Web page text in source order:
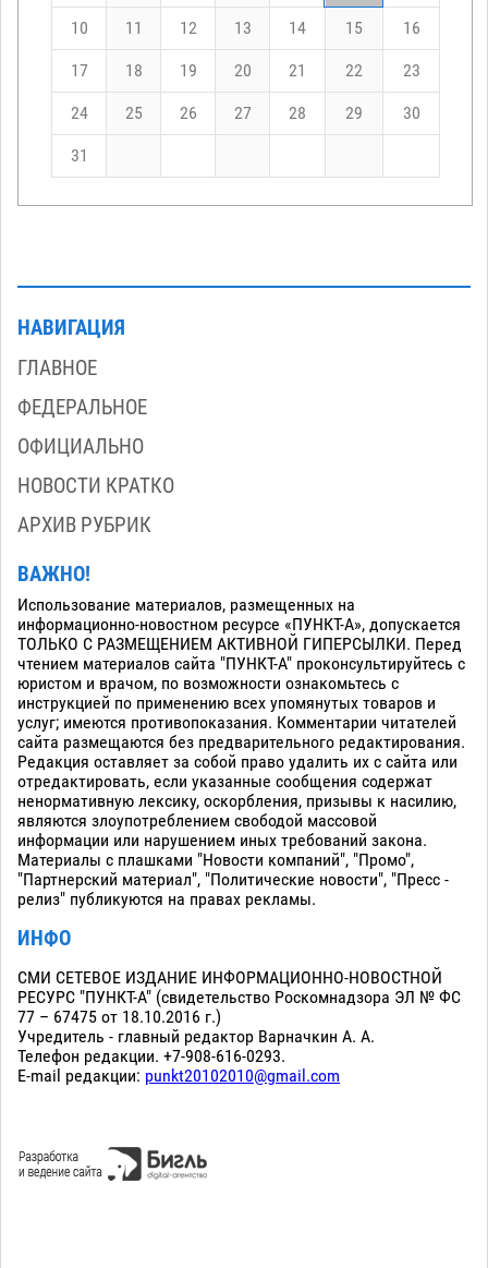
10 11 12 13 14 15 16
17 18 19 20 21 22 23
24 25 26 27 28 29 30
31
НАВИГАЦИЯ
ГЛАВНОЕ
ФЕДЕРАЛЬНОЕ
ОФИЦИАЛЬНО
НОВОСТИ КРАТКО
АРХИВ РУБРИК
ВАЖНО!
Использование материалов, размещенных на
информационно-новостном ресурсе «ПУНКТ-А», допускается
ТОЛЬКО С РАЗМЕЩЕНИЕМ АКТИВНОЙ ГИПЕРСЫЛКИ. Перед
чтением материалов сайта "ПУНКТ-А" проконсультируйтесь с
юристом и врачом, по возможности ознакомьтесь с
инструкцией по применению всех упомянутых товаров и
услуг; имеются противопоказания. Комментарии читателей
сайта размещаются без предварительного редактирования.
Редакция оставляет за собой право удалить их с сайта или
отредактировать, если указанные сообщения содержат
ненормативную лексику, оскорбления, призывы к насилию,
являются злоупотреблением свободой массовой
информации или нарушением иных требований закона.
Материалы с плашками "Новости компаний", "Промо",
"Партнерский материал", "Политические новости", "Пресс -
релиз" публикуются на правах рекламы.
ИНФО
СМИ СЕТЕВОЕ ИЗДАНИЕ ИНФОРМАЦИОННО-НОВОСТНОЙ
РЕСУРС "ПУНКТ-А" (свидетельство Роскомнадзора ЭЛ № ФС
77 – 67475 от 18.10.2016 г.)
Учредитель - главный редактор Варначкин А. А.
Телефон редакции. +7-908-616-0293.
E-mail редакции: punkt20102010@gmail.com